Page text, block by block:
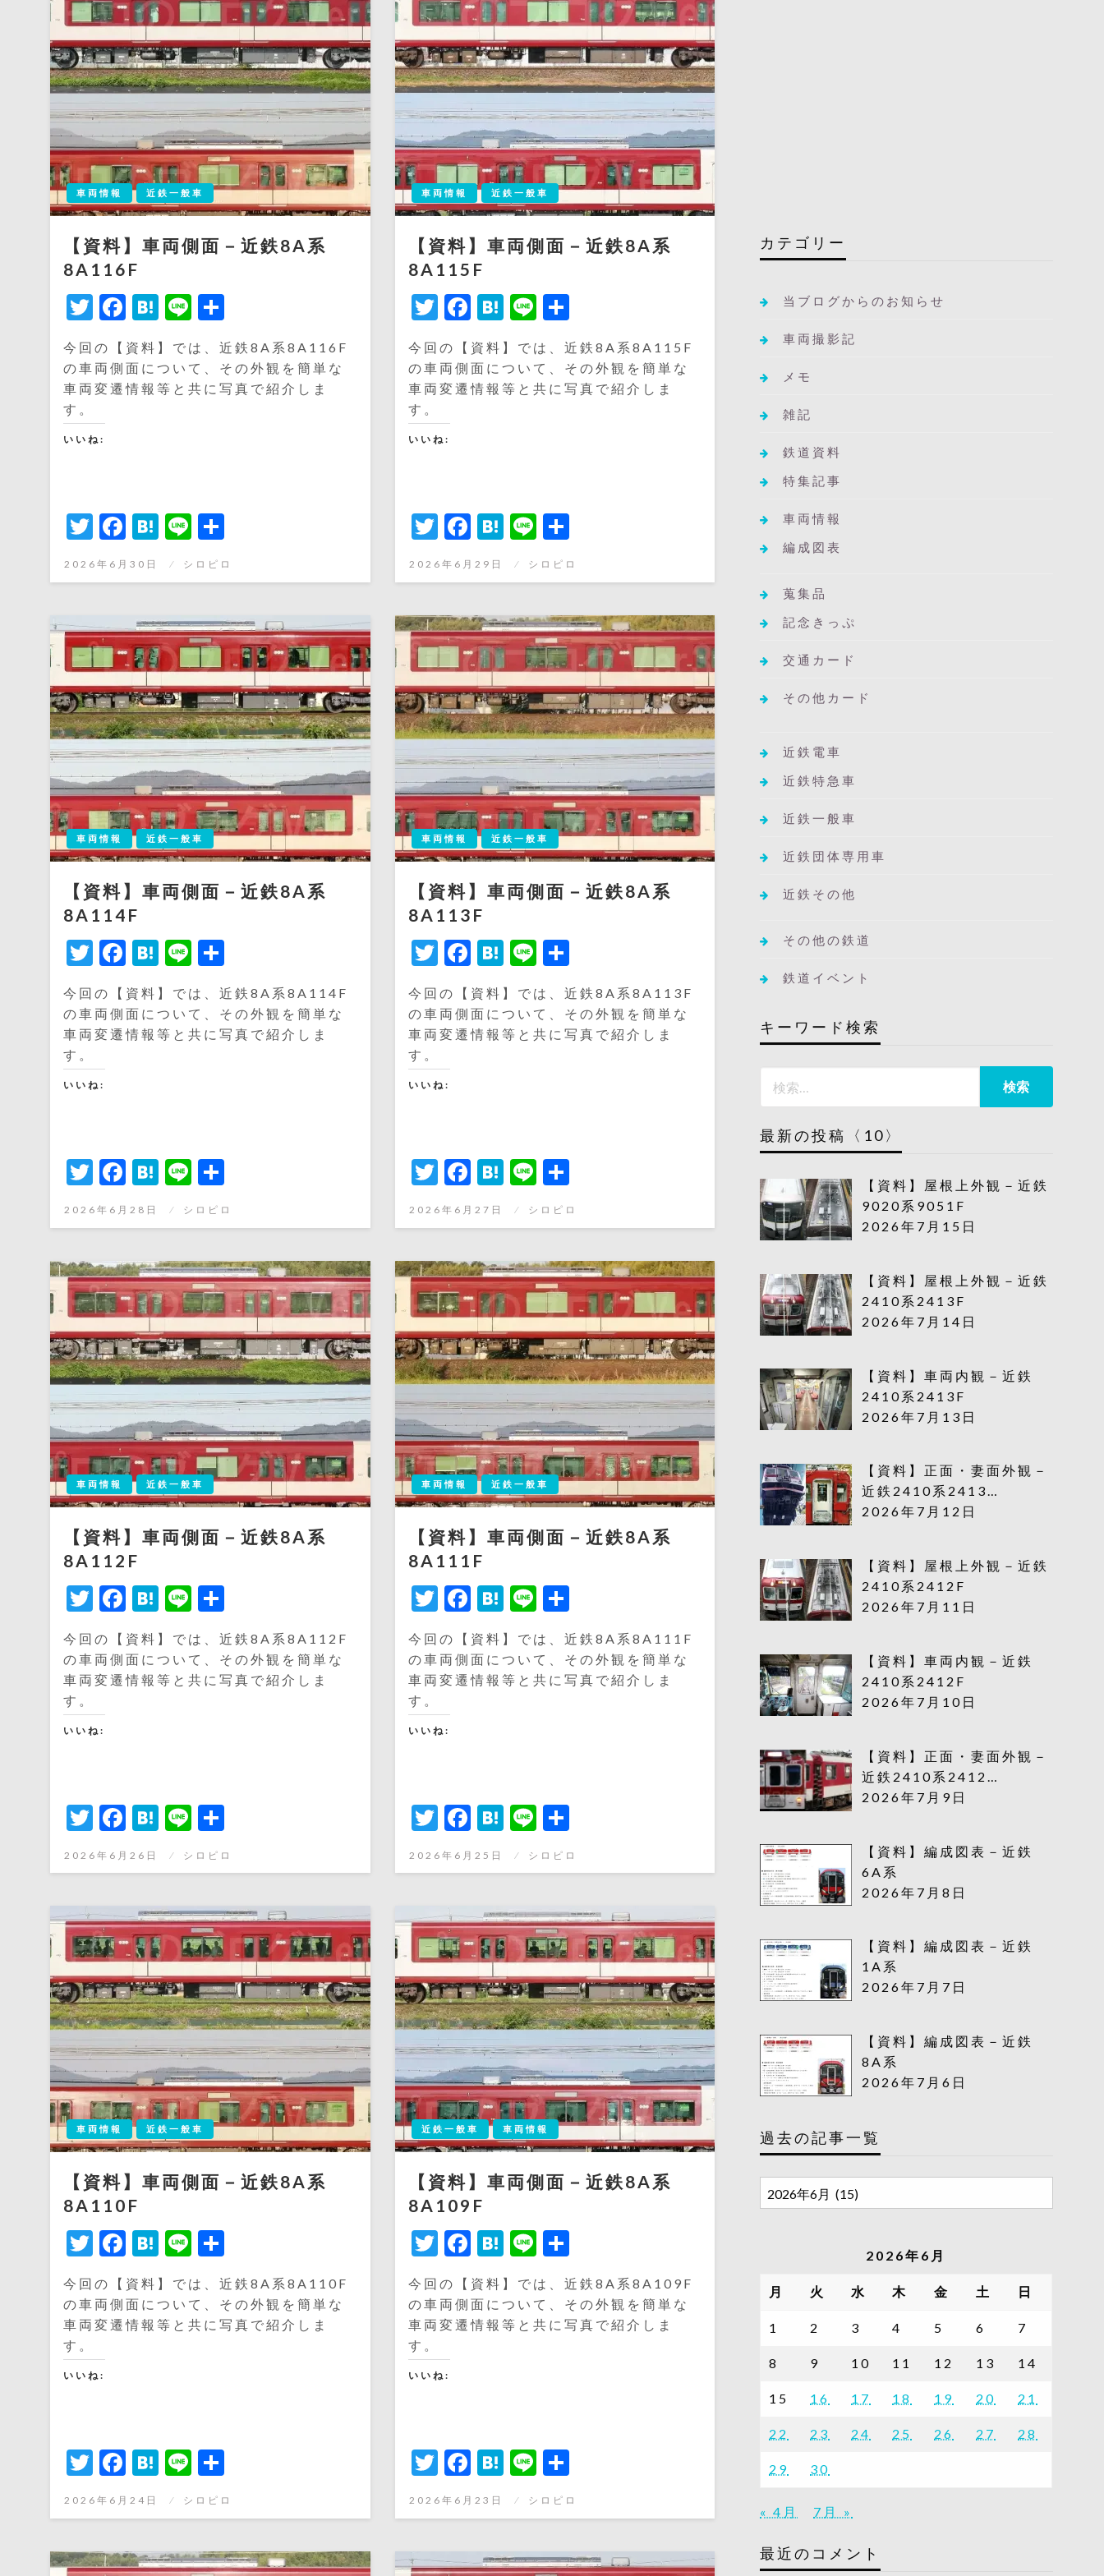
車両情報 近鉄一般車
【資料】車両側面－近鉄8A系
8A116F
Twitter
Facebook
Hatena
Line
有
今回の【資料】では、近鉄8A系8A116F
の車両側面について、その外観を簡単な
車両変遷情報等と共に写真で紹介しま
す。
いいね:
Twitter
Facebook
Hatena
Line
有
投
日:
2026年6月30日 シロピロ
車両情報 近鉄一般車
【資料】車両側面－近鉄8A系
8A115F
Twitter
Facebook
Hatena
Line
共
有
今回の【資料】では、近鉄8A系8A115F
の車両側面について、その外観を簡単な
車両変遷情報等と共に写真で紹介しま
す。
いいね:
Twitter
Facebook
Hatena
Line
共
有
投
日:
2026年6月29日 シロピロ
車両情報 近鉄一般車
【資料】車両側面－近鉄8A系
8A114F
Twitter
Facebook
Hatena
Line
今回の【資料】では、近鉄8A系8A114F
の車両側面について、その外観を簡単な
車両変遷情報等と共に写真で紹介しま
す。
いいね:
Twitter
Facebook
Hatena
Line
投
日:
2026年6月28日 シロピロ
車両情報 近鉄一般車
【資料】車両側面－近鉄8A系
8A113F
Twitter
Facebook
Hatena
Line
共
今回の【資料】では、近鉄8A系8A113F
の車両側面について、その外観を簡単な
車両変遷情報等と共に写真で紹介しま
す。
いいね:
Twitter
Facebook
Hatena
Line
共
投
日:
2026年6月27日 シロピロ
車両情報 近鉄一般車
【資料】車両側面－近鉄8A系
8A112F
Twitter
Facebook
Hatena
Line
今回の【資料】では、近鉄8A系8A112F
の車両側面について、その外観を簡単な
車両変遷情報等と共に写真で紹介しま
す。
いいね:
Twitter
Facebook
Hatena
Line
投
日:
2026年6月26日 シロピロ
車両情報 近鉄一般車
【資料】車両側面－近鉄8A系
8A111F
Twitter
Facebook
Hatena
Line
共
今回の【資料】では、近鉄8A系8A111F
の車両側面について、その外観を簡単な
車両変遷情報等と共に写真で紹介しま
す。
いいね:
Twitter
Facebook
Hatena
Line
共
投
日:
2026年6月25日 シロピロ
車両情報 近鉄一般車
【資料】車両側面－近鉄8A系
8A110F
Twitter
Facebook
Hatena
Line
有
今回の【資料】では、近鉄8A系8A110F
の車両側面について、その外観を簡単な
車両変遷情報等と共に写真で紹介しま
す。
いいね:
Twitter
Facebook
Hatena
Line
有
投
日:
2026年6月24日 シロピロ
近鉄一般車 車両情報
【資料】車両側面－近鉄8A系
8A109F
Twitter
Facebook
Hatena
Line
共
有
今回の【資料】では、近鉄8A系8A109F
の車両側面について、その外観を簡単な
車両変遷情報等と共に写真で紹介しま
す。
いいね:
Twitter
Facebook
Hatena
Line
共
有
投
日:
2026年6月23日 シロピロ
カテゴリー
当ブログからのお知らせ
車両撮影記
メモ
雑記
鉄道資料
特集記事
車両情報
編成図表
蒐集品
記念きっぷ
交通カード
その他カード
近鉄電車
近鉄特急車
近鉄一般車
近鉄団体専用車
近鉄その他
その他の鉄道
鉄道イベント
キーワード検索
最新の投稿〈10〉
【資料】屋根上外観－近鉄
9020系9051F
2026年7月15日
【資料】屋根上外観－近鉄
2410系2413F
2026年7月14日
【資料】車両内観－近鉄
2410系2413F
2026年7月13日
【資料】正面・妻面外観－
近鉄2410系2413…
2026年7月12日
【資料】屋根上外観－近鉄
2410系2412F
2026年7月11日
【資料】車両内観－近鉄
2410系2412F
2026年7月10日
【資料】正面・妻面外観－
近鉄2410系2412…
2026年7月9日
【資料】編成図表－近鉄
6A系
2026年7月8日
【資料】編成図表－近鉄
1A系
2026年7月7日
【資料】編成図表－近鉄
8A系
2026年7月6日
過去の記事一覧
去
一
2026年6月
月 火 水 木 金 土 日
1 2 3 4 5 6 7
8 9 10 11 12 13 14
15 16 17 18 19 20 21
22 23 24 25 26 27 28
29 30
« 4月 7月 »
最近のコメント